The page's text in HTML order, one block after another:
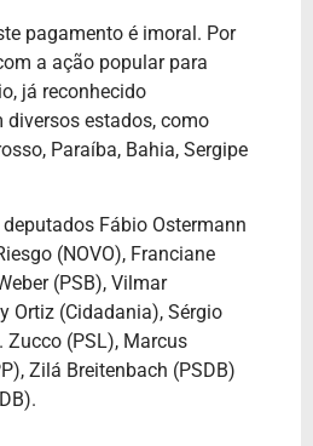
pagamento é imoral. Por
a ação popular para
já reconhecido
estados, como
Paraíba, Bahia, Sergipe
Fábio Ostermann
(NOVO), Franciane
(PSB), Vilmar
Ortiz (Cidadania), Sérgio
Zucco (PSL), Marcus
Zilá Breitenbach (PSDB)